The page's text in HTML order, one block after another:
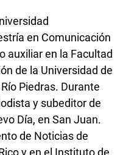
en Comunicación
auxiliar en la Facultad
de la Universidad de
Piedras. Durante
y subeditor de
Día, en San Juan.
de Noticias de